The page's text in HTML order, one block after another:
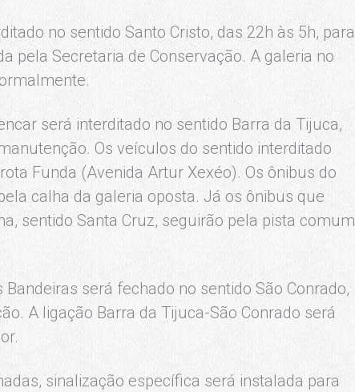
no sentido Santo Cristo, das 22h às 5h, para
pela Secretaria de Conservação. A galeria no
será interditado no sentido Barra da Tijuca,
Os veículos do sentido interditado
Funda (Avenida Artur Xexéo). Os ônibus do
calha da galeria oposta. Já os ônibus que
sentido Santa Cruz, seguirão pela pista comum
será fechado no sentido São Conrado,
A ligação Barra da Tijuca-São Conrado será
sinalização específica será instalada para